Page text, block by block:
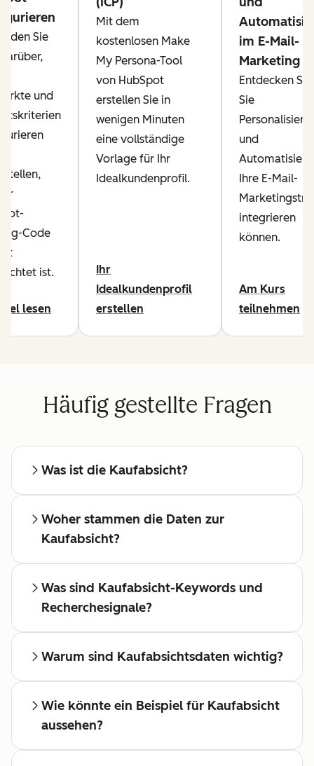
Sie
und
Code
ist.
lesen
Mit dem
kostenlosen Make
My Persona-Tool
von HubSpot
erstellen Sie in
wenigen Minuten
eine vollständige
Vorlage für Ihr
Idealkundenprofil.
Ihr
Idealkundenprofil
erstellen
im E-Mail-
Marketing
Entdecken
Sie
und
Ihre E-Mail-
integrieren
können.
Am Kurs
teilnehmen
Häufig gestellte Fragen
Was ist die Kaufabsicht?
Woher stammen die Daten zur
Kaufabsicht?
Was sind Kaufabsicht-Keywords und
Recherchesignale?
Warum sind Kaufabsichtsdaten wichtig?
Wie könnte ein Beispiel für Kaufabsicht
aussehen?